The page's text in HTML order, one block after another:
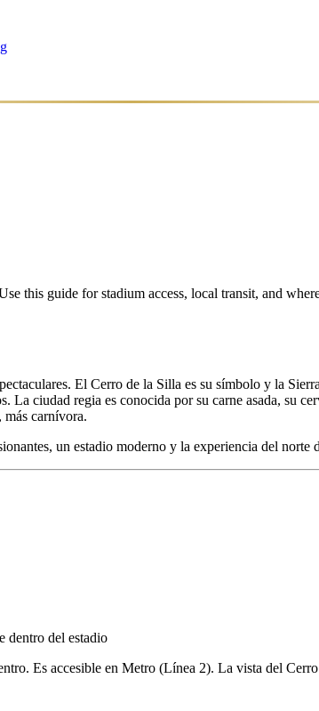
this guide for stadium access, local transit, and
El Cerro de la Silla es su símbolo y la
ciudad regia es conocida por su carne asada, su
más carnívora.
un estadio moderno y la experiencia del norte
dentro del estadio
Es accesible en Metro (Línea 2). La vista del